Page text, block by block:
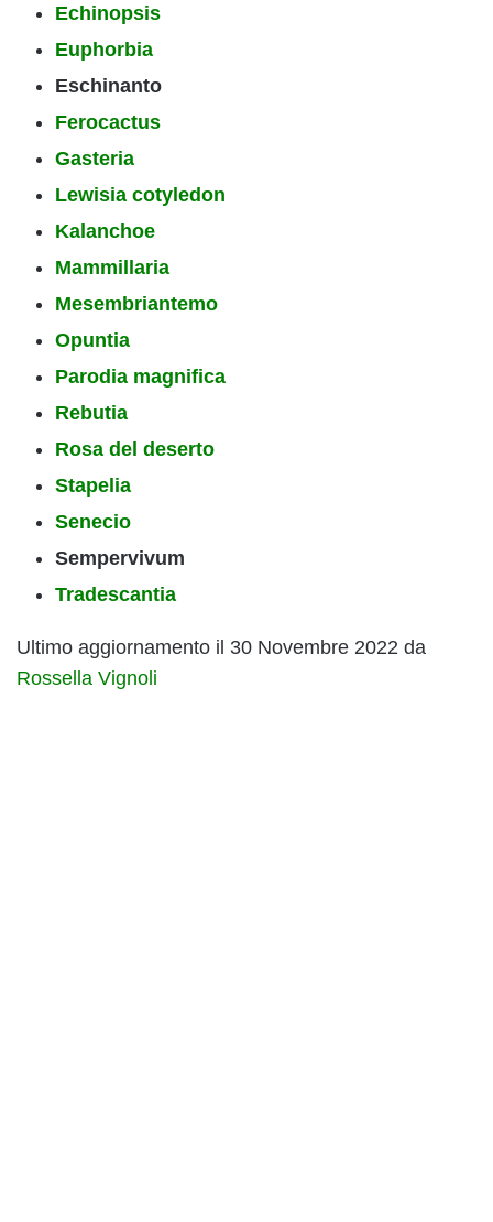
Echinopsis
Euphorbia
Eschinanto
Ferocactus
Gasteria
Lewisia cotyledon
Kalanchoe
Mammillaria
Mesembriantemo
Opuntia
Parodia magnifica
Rebutia
Rosa del deserto
Stapelia
Senecio
Sempervivum
Tradescantia
Ultimo aggiornamento il 30 Novembre 2022 da
Rossella Vignoli